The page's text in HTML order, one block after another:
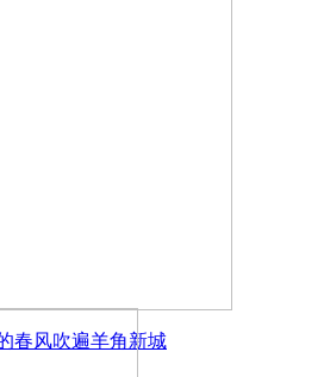
春风吹遍羊角新城